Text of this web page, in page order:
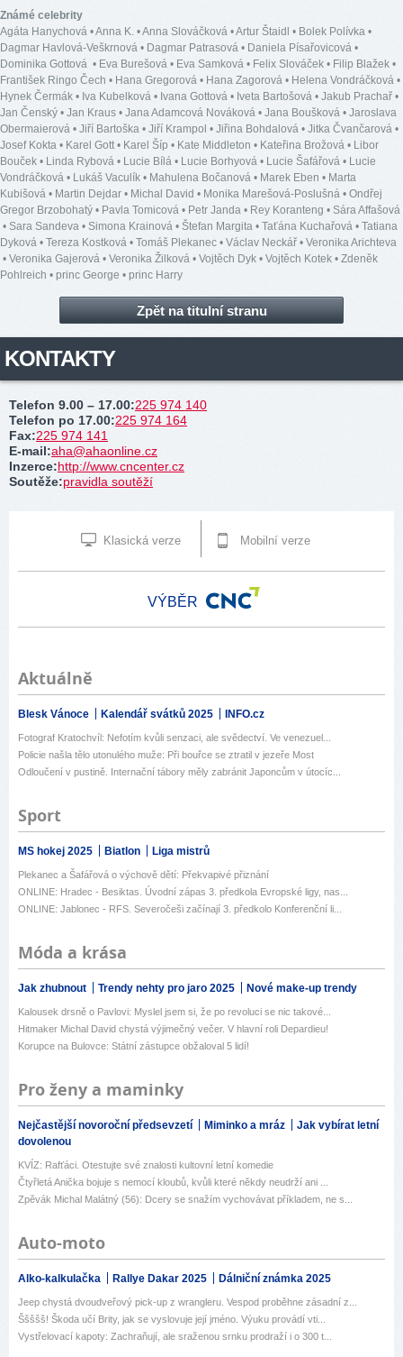
Známé celebrity
Agáta Hanychová •Anna K. •Anna Slováčková •Artur Štaidl • Bolek Polívka •
Dagmar Havlová-Veškrnová • Dagmar Patrasová • Daniela Písařovicová •
Dominika Gottová • Eva Burešová • Eva Samková • Felix Slováček • Filip Blažek •
František Ringo Čech • Hana Gregorová • Hana Zagorová • Helena Vondráčková •
Hynek Čermák • Iva Kubelková • Ivana Gottová • Iveta Bartošová • Jakub Prachař •
Jan Čenský • Jan Kraus • Jana Adamcová Nováková • Jana Boušková • Jaroslava
Obermaierová • Jiří Bartoška • Jiří Krampol • Jiřina Bohdalová • Jitka Čvančarová •
Josef Kokta • Karel Gott • Karel Šíp • Kate Middleton • Kateřina Brožová • Libor
Bouček • Linda Rybová • Lucie Bílá • Lucie Borhyová • Lucie Šafářová • Lucie
Vondráčková • Lukáš Vaculík • Mahulena Bočanová • Marek Eben • Marta
Kubišová • Martin Dejdar • Michal David • Monika Marešová-Poslušná • Ondřej
Gregor Brzobohatý • Pavla Tomicová • Petr Janda • Rey Koranteng • Sára Affašová
• Sara Sandeva • Simona Krainová • Štefan Margita • Taťána Kuchařová • Tatiana
Dyková • Tereza Kostková • Tomáš Plekanec • Václav Neckář • Veronika Arichteva
• Veronika Gajerová • Veronika Žilková • Vojtěch Dyk • Vojtěch Kotek • Zdeněk
Pohlreich • princ George • princ Harry
Zpět na titulní stranu
KONTAKTY
Telefon 9.00 – 17.00:225 974 140
Telefon po 17.00:225 974 164
Fax:225 974 141
E-mail:aha@ahaonline.cz
Inzerce:http://www.cncenter.cz
Soutěže:pravidla soutěží
Klasická verze Mobilní verze
VÝBĚR
Aktuálně
Blesk Vánoce Kalendář svátků 2025 INFO.cz
Fotograf Kratochvíl: Nefotím kvůli senzaci, ale svědectví. Ve venezuel...
Policie našla tělo utonulého muže: Při bouřce se ztratil v jezeře Most
Odloučení v pustině. Internační tábory měly zabránit Japoncům v útocíc...
Sport
MS hokej 2025 Biatlon Liga mistrů
Plekanec a Šafářová o výchově dětí: Překvapivé přiznání
ONLINE: Hradec - Besiktas. Úvodní zápas 3. předkola Evropské ligy, nas...
ONLINE: Jablonec - RFS. Severočeši začínají 3. předkolo Konferenční li...
Móda a krása
Jak zhubnout Trendy nehty pro jaro 2025 Nové make-up trendy
Kalousek drsně o Pavlovi: Myslel jsem si, že po revoluci se nic takové...
Hitmaker Michal David chystá výjimečný večer. V hlavní roli Depardieu!
Korupce na Bulovce: Státní zástupce obžaloval 5 lidí!
Pro ženy a maminky
Nejčastější novoroční předsevzetí Miminko a mráz
Jak vybírat letní
dovolenou
KVÍZ: Rafťáci. Otestujte své znalosti kultovní letní komedie
Čtyřletá Anička bojuje s nemocí kloubů, kvůli které někdy neudrží ani ...
Zpěvák Michal Malátný (56): Dcery se snažím vychovávat příkladem, ne s...
Auto-moto
Alko-kalkulačka Rallye Dakar 2025 Dálniční známka 2025
Jeep chystá dvoudveřový pick-up z wrangleru. Vespod proběhne zásadní z...
Ššššš! Škoda učí Brity, jak se vyslovuje její jméno. Výuku provádí vti...
Vystřelovací kapoty: Zachraňují, ale sraženou srnku prodraží i o 300 t...